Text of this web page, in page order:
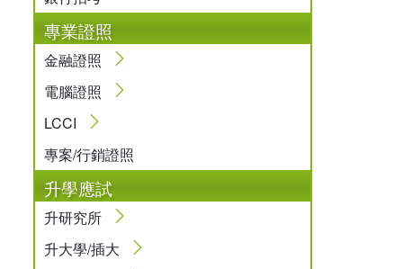
專業證照
金融證照
電腦證照
LCCI
專案/行銷證照
升學應試
升研究所
升大學/插大